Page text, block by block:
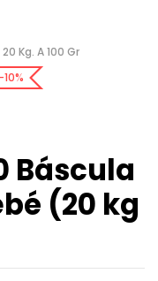
Kg. A 100 Gr
-10%
Báscula
(20 kg